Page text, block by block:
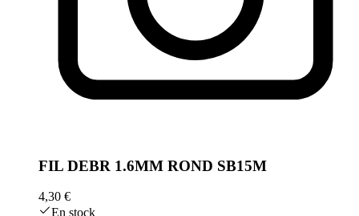
FIL DEBR 1.6MM ROND SB15M
4,30 €
En stock